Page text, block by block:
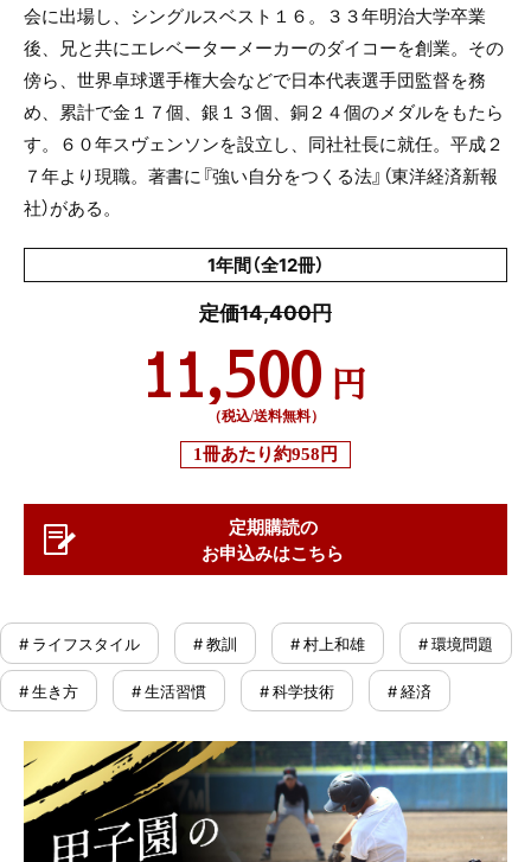
会に出場し、シングルスベスト１６。３３年明治大学卒業
後、兄と共にエレベーターメーカーのダイコーを創業。その
傍ら、世界卓球選手権大会などで日本代表選手団監督を務
め、累計で金１７個、銀１３個、銅２４個のメダルをもたら
す。６０年スヴェンソンを設立し、同社社長に就任。平成２
７年より現職。著書に『強い自分をつくる法』（東洋経済新報
社）がある。
1年間（全12冊）
定価14,400円
11,500 円
（税込/送料無料）
1冊あたり約958円
定期購読の
お申込みはこちら
# ライフスタイル # 教訓 # 村上和雄 # 環境問題
# 生き方 # 生活習慣 # 科学技術 # 経済